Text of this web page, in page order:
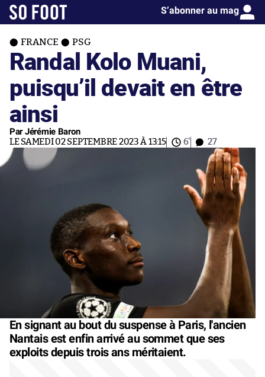
S’abonner au mag
FRANCE PSG
Randal Kolo Muani,
puisqu’il devait en être
ainsi
Par Jérémie Baron
LE SAMEDI 02 SEPTEMBRE 2023 À 13:15 6' 27
En signant au bout du suspense à Paris, l'ancien
Nantais est enfin arrivé au sommet que ses
exploits depuis trois ans méritaient.